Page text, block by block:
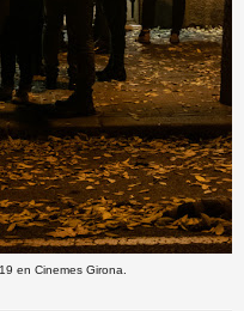
en Cinemes Girona.